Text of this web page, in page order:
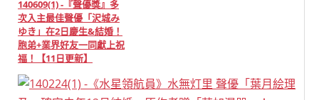
140609(1) -『聲優獎』多
次入主最佳聲優「沢城み
ゆき」在2日慶生&結婚！
胞弟+業界好友一同獻上祝
福！【11日更新】